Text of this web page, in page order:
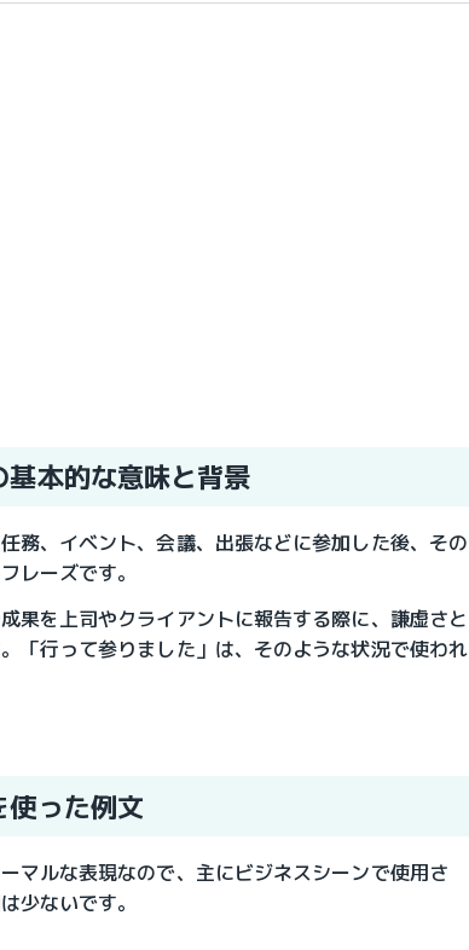
基本的な意味と背景
務、イベント、会議、出張などに参加した後、その
レーズです。
果を上司やクライアントに報告する際に、謙虚さと
「行って参りました」は、そのような状況で使われ
使った例文
マルな表現なので、主にビジネスシーンで使用さ
少ないです。